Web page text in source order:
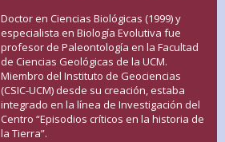
Doctor en Ciencias Biológicas (1999) y
especialista en Biología Evolutiva fue
profesor de Paleontología en la Facultad
de Ciencias Geológicas de la UCM.
Miembro del Instituto de Geociencias
(CSIC-UCM) desde su creación, estaba
integrado en la línea de Investigación del
Centro “Episodios críticos en la historia de
la Tierra”.